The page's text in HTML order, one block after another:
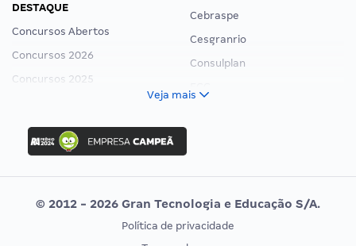
DESTAQUE
Concursos Abertos
Concursos 2026
Concursos 2025
Concurso Ibama
Concurso MPU
Editais publicados
Cebraspe
Cesgranrio
Consulplan
Vunesp
CONCURSOS POR PROFISSÃO EXAME DE ORDEM
Veja mais
© 2012 - 2026 Gran Tecnologia e Educação S/A.
Política de privacidade